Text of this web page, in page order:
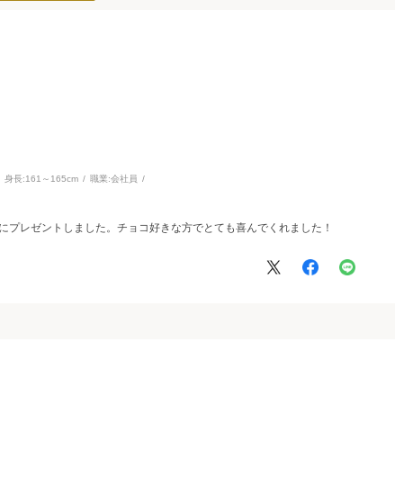
身長:161～165cm 職業:会社員
プレゼントしました。チョコ好きな方でとても喜んでくれました！